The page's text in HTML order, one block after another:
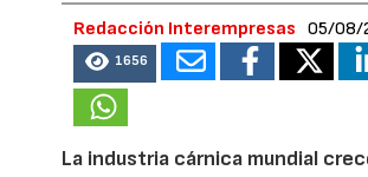
Redacción Interempresas 05/08/
1656
La industria cárnica mundial